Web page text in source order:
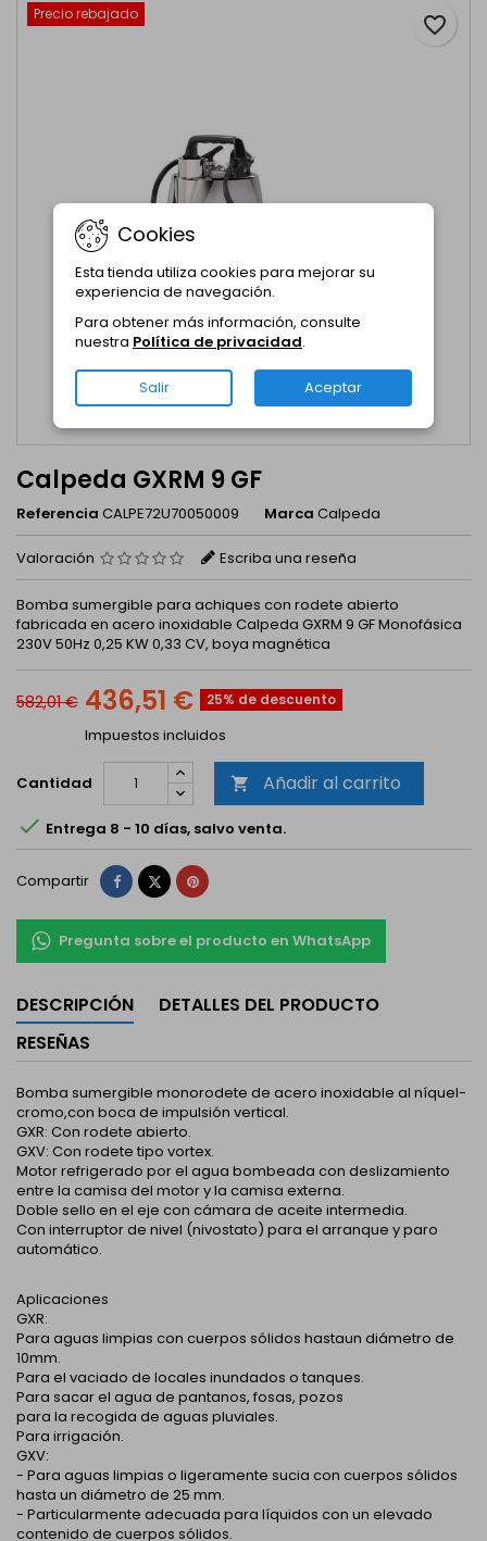
Precio rebajado
Calpeda GXRM 9 GF
Referencia CALPE72U70050009 Marca Calpeda
Valoración Escriba una reseña
Bomba sumergible para achiques con rodete abierto
fabricada en acero inoxidable Calpeda GXRM 9 GF Monofásica
230V 50Hz 0,25 KW 0,33 CV, boya magnética
582,01 € 436,51 € 25% de descuento
Impuestos incluidos
Cantidad  Añadir al carrito
favorite_border
 Entrega 8 - 10 días, salvo venta.
Compartir Compartir
TuitearPinterest
Pregunta sobre el producto en WhatsApp
DESCRIPCIÓN
DETALLES DEL PRODUCTO
RESEÑAS
Bomba sumergible monorodete de acero inoxidable al níquel-
cromo,con boca de impulsión vertical.
GXR: Con rodete abierto.
GXV: Con rodete tipo vortex.
Motor refrigerado por el agua bombeada con deslizamiento
entre la camisa del motor y la camisa externa.
Doble sello en el eje con cámara de aceite intermedia.
Con interruptor de nivel (nivostato) para el arranque y paro
automático.
Aplicaciones
GXR:
Para aguas limpias con cuerpos sólidos hastaun diámetro de
10mm.
Para el vaciado de locales inundados o tanques.
Para sacar el agua de pantanos, fosas, pozos
para la recogida de aguas pluviales.
Para irrigación.
GXV:
- Para aguas limpias o ligeramente sucia con cuerpos sólidos
hasta un diámetro de 25 mm.
- Particularmente adecuada para líquidos con un elevado
contenido de cuerpos sólidos.
Cookies
Esta tienda utiliza cookies para mejorar su
experiencia de navegación.
Para obtener más información, consulte
nuestra Política de privacidad.
Salir Aceptar